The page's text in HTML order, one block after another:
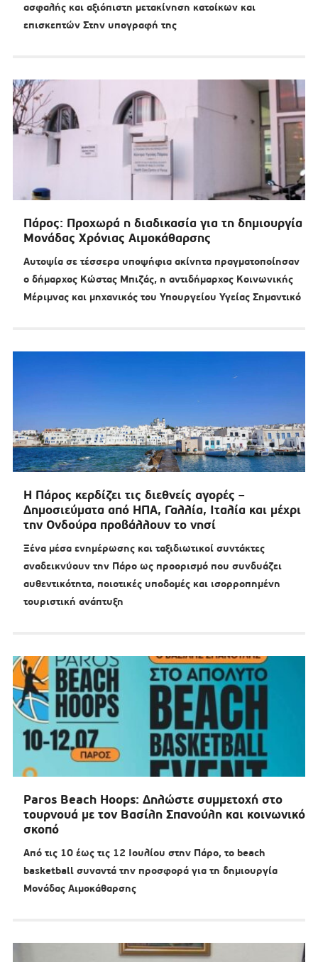
ασφαλής και αξιόπιστη μετακίνηση κατοίκων και
επισκεπτών Στην υπογραφή της
Πάρος: Προχωρά η διαδικασία για τη δημιουργία
Μονάδας Χρόνιας Αιμοκάθαρσης
Αυτοψία σε τέσσερα υποψήφια ακίνητα πραγματοποίησαν
ο δήμαρχος Κώστας Μπιζάς, η αντιδήμαρχος Κοινωνικής
Μέριμνας και μηχανικός του Υπουργείου Υγείας Σημαντικό
Η Πάρος κερδίζει τις διεθνείς αγορές –
Δημοσιεύματα από ΗΠΑ, Γαλλία, Ιταλία και μέχρι
την Ονδούρα προβάλλουν το νησί
Ξένα μέσα ενημέρωσης και ταξιδιωτικοί συντάκτες
αναδεικνύουν την Πάρο ως προορισμό που συνδυάζει
αυθεντικότητα, ποιοτικές υποδομές και ισορροπημένη
τουριστική ανάπτυξη
Paros Beach Hoops: Δηλώστε συμμετοχή στο
τουρνουά με τον Βασίλη Σπανούλη και κοινωνικό
σκοπό
Από τις 10 έως τις 12 Ιουλίου στην Πάρο, το beach
basketball συναντά την προσφορά για τη δημιουργία
Μονάδας Αιμοκάθαρσης